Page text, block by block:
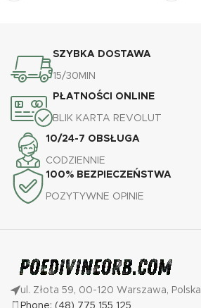
SZYBKA DOSTAWA
15/30MIN
PŁATNOŚCI ONLINE
BLIK KARTA REVOLUT
10/24-7 OBSŁUGA
CODZIENNIE
100% BEZPIECZEŃSTWA
POZYTYWNE OPINIE
ul. Złota 59, 00-120 Warszawa, Polska
Phone: (48) 775 155 125